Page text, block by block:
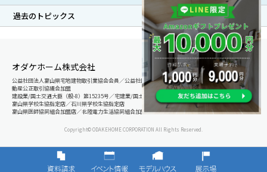
過去のトピックス
オダケホーム株式会社
公益社団法人富山県宅地建物取引業協会会員／公益社団法人石川県宅地建物取引業協会会員／北陸不
動産公正取引協議会加盟
建設業/国土交通大臣（般-8）第15235号／宅建業/国土交通大臣（8）第5025号
富山県学校生協指定店／石川県学校生協指定店
富山県医師協同組合加盟店／北陸電力生活協同組合加盟店
Copyright© ODAKEHOME CORPORATION All Rights Reserved.